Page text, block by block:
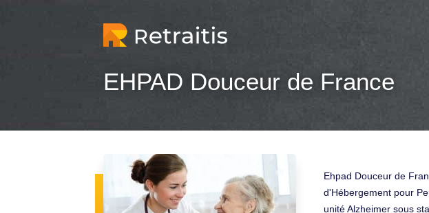
EHPAD Douceur de France
Ehpad Douceur de
d'Hébergement pour
unité Alzheimer sous